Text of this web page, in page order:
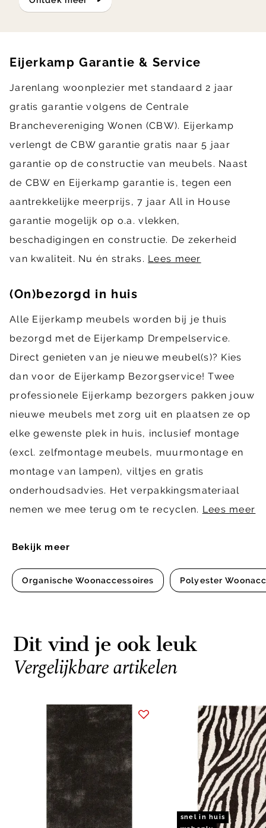
Bekijk meer
Organische Woonaccessoires Polyester
Eijerkamp Garantie & Service
Jarenlang woonplezier met standaard 2 jaar
gratis garantie volgens de Centrale
Branchevereniging Wonen (CBW). Eijerkamp
verlengt de CBW garantie gratis naar 5 jaar
garantie op de constructie van meubels. Naast
de CBW en Eijerkamp garantie is, tegen een
aantrekkelijke meerprijs, 7 jaar All in House
garantie mogelijk op o.a. vlekken,
beschadigingen en constructie. De zekerheid
van kwaliteit. Nu én straks. Lees meer
(On)bezorgd in huis
Alle Eijerkamp meubels worden bij je thuis
bezorgd met de Eijerkamp Drempelservice.
Direct genieten van je nieuwe meubel(s)? Kies
dan voor de Eijerkamp Bezorgservice! Twee
professionele Eijerkamp bezorgers pakken jouw
nieuwe meubels met zorg uit en plaatsen ze op
elke gewenste plek in huis, inclusief montage
(excl. zelfmontage meubels, muurmontage en
montage van lampen), viltjes en gratis
onderhoudsadvies. Het verpakkingsmateriaal
nemen we mee terug om te recyclen. Lees meer
Dit vind je ook leuk
Vergelijkbare artikelen
snel in huis